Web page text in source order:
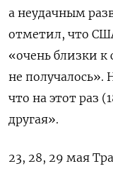
а неудачным
отметил, что
«очень близки к
не получалось».
что на этот раз
другая».
23, 28, 29 мая